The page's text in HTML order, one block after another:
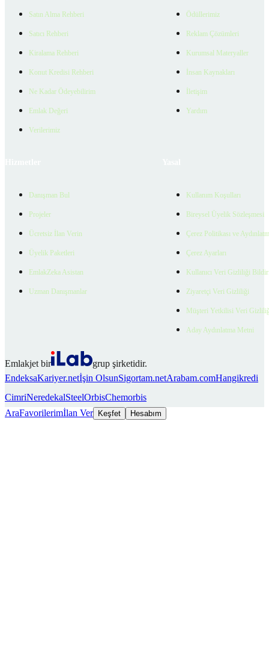
Satın Alma Rehberi
Satıcı Rehberi
Kiralama Rehberi
Konut Kredisi Rehberi
Ne Kadar Ödeyebilirim
Emlak Değeri
Verilerimiz
Ödüllerimiz
Reklam Çözümleri
Kurumsal Materyaller
İnsan Kaynakları
İletişim
Yardım
Danışman Bul
Projeler
Ücretsiz İlan Verin
Üyelik Paketleri
EmlakZeka Asistan
Uzman Danışmanlar
Kullanım Koşulları
Bireysel Üyelik Sözleşmesi
Çerez Politikası ve
Çerez Ayarları
Kullanıcı Veri Gizliliği
Ziyaretçi Veri Gizliliği
Müşteri Yetkilisi Veri
Aday Aydınlatma Metni
Emlakjet bir
grup şirketidir.
EndeksaKariyer.netİşin OlsunSigortam.netArabam.comHangikredi
CimriNeredekalSteelOrbisChemorbis
AraFavorilerimİlan Ver Keşfet Hesabım